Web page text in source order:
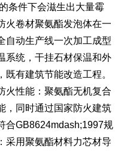
条件下会滋生出大量霉
火卷材聚氨酯发泡体在一
自动生产线一次加工成型
系统，干挂石材保温和外
有建筑节能改造工程。
火性能：聚氨酯无机复合
，同时通过国家防火建筑
合GB8624mdash;1997规
采用聚氨酯材料力芯材导